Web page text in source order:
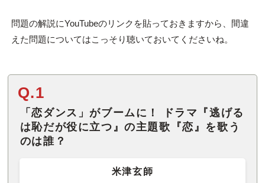
問題の解説にYouTubeのリンクを貼っておきますから、間違
えた問題についてはこっそり聴いておいてくださいね。
Q.1
「恋ダンス」がブームに！ ドラマ『逃げる
は恥だが役に立つ』の主題歌『恋』を歌う
のは誰？
米津玄師